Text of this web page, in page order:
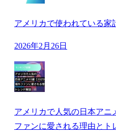
アメリカで使われている家
2026年2月26日
アメリカで人気の日本アニ
ファンに愛される理由とト